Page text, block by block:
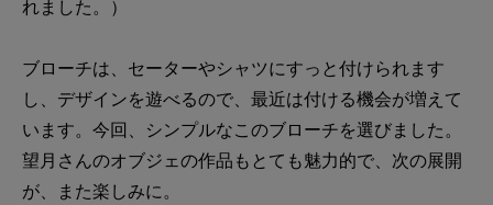
れました。）
ブローチは、セーターやシャツにすっと付けられます
し、デザインを遊べるので、最近は付ける機会が増えて
います。今回、シンプルなこのブローチを選びました。
望月さんのオブジェの作品もとても魅力的で、次の展開
が、また楽しみに。